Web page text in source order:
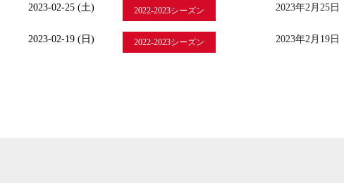
2023-02-25 (土) 2022-2023シーズン 2023年2月25
2023-02-19 (日) 2022-2023シーズン 2023年2月19